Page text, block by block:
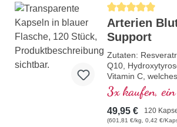
Durchschnittliche
Arterien
Support
Zutaten:
Q10,
Vitamin C,
normalen
normale Funktion
beiträgt. Die B-
bioaktiver Form
3x kaufen,
49,95 € 120
(601,81 €/kg, 0,42 €/